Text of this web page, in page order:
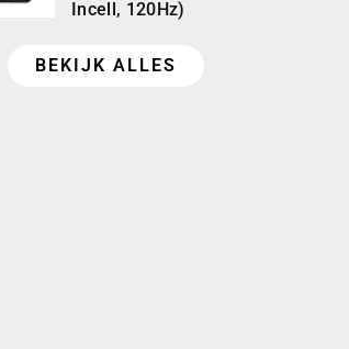
Incell, 120Hz)
BEKIJK ALLES